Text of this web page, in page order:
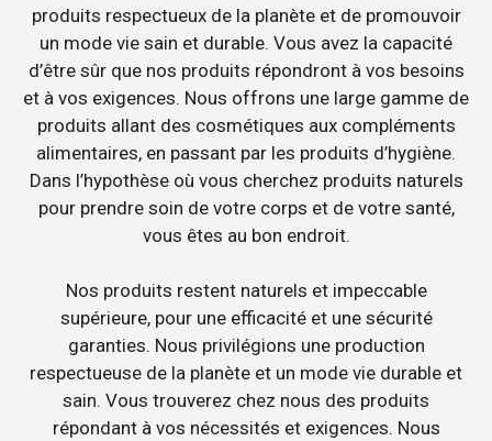
produits respectueux de la planète et de promouvoir
un mode vie sain et durable. Vous avez la capacité
d’être sûr que nos produits répondront à vos besoins
et à vos exigences. Nous offrons une large gamme de
produits allant des cosmétiques aux compléments
alimentaires, en passant par les produits d’hygiène.
Dans l’hypothèse où vous cherchez produits naturels
pour prendre soin de votre corps et de votre santé,
vous êtes au bon endroit.
Nos produits restent naturels et impeccable
supérieure, pour une efficacité et une sécurité
garanties. Nous privilégions une production
respectueuse de la planète et un mode vie durable et
sain. Vous trouverez chez nous des produits
répondant à vos nécessités et exigences. Nous